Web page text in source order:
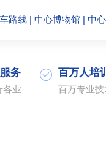
路线 | 中心博物馆 | 中
务
各业
百万人培
百万专业